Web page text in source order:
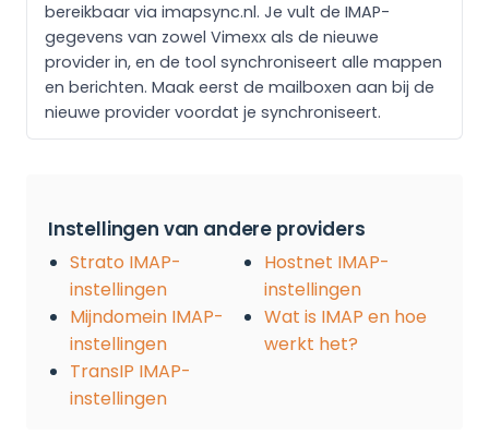
bereikbaar via imapsync.nl. Je vult de IMAP-
gegevens van zowel Vimexx als de nieuwe
provider in, en de tool synchroniseert alle mappen
en berichten. Maak eerst de mailboxen aan bij de
nieuwe provider voordat je synchroniseert.
Instellingen van andere providers
Strato IMAP-
instellingen
Mijndomein IMAP-
instellingen
TransIP IMAP-
instellingen
Hostnet IMAP-
instellingen
Wat is IMAP en hoe
werkt het?